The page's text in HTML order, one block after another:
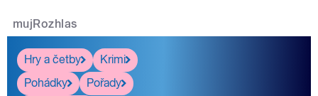
mujRozhlas
Hry a četby
Krimi
Pohádky
Pořady